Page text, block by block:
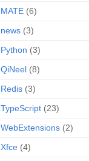
MATE (6)
news (3)
Python (3)
QiNeel (8)
Redis (3)
TypeScript (23)
WebExtensions (2)
Xfce (4)